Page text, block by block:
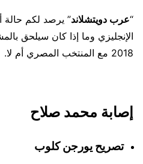
“عرب دويتشلاند” يرصد لكم
الإنجليزي وما إذا كان سيلحق
2018 مع المنتخب المصري أم لا.
إصابة محمد صلاح
تصريح يورجن كلوب